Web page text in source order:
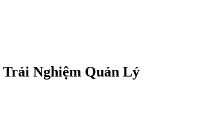
Nghiệm Quản Lý